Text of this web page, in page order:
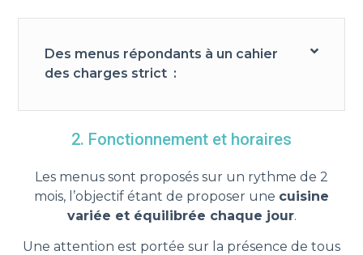
Des menus répondants à un cahier
des charges strict :
2. Fonctionnement et horaires
Les menus sont proposés sur un rythme de 2
mois, l’objectif étant de proposer une cuisine
variée et équilibrée chaque jour.
Une attention est portée sur la présence de tous